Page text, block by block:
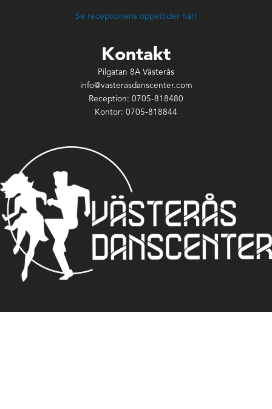
Se receptionens öppettider här!
Kontakt
Pilgatan 8A Västerås
info@vasterasdanscenter.com
Reception: 0705-818480
Kontor: 0705-818844